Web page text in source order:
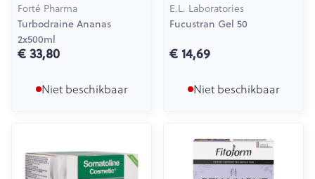
Forté Pharma
Turbodraine Ananas
2x500ml
€ 33,80
Niet beschikbaar
E.L. Laboratories
Fucustran Gel 50
€ 14,69
Niet beschikbaar